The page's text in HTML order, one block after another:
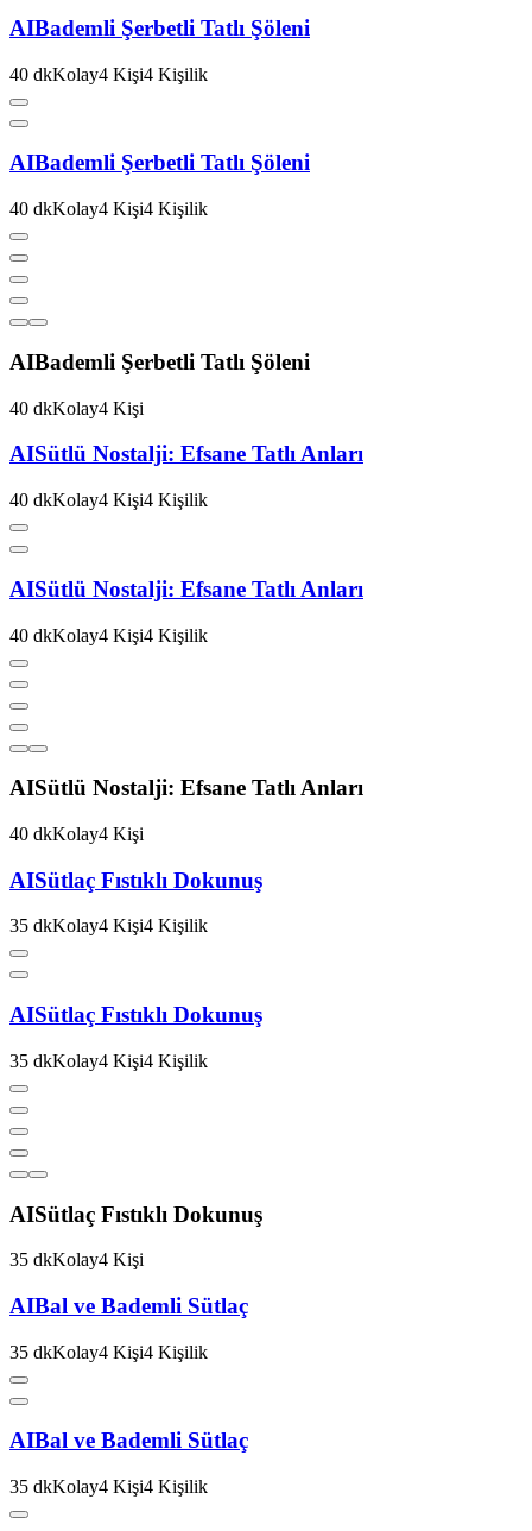
AIBademli Şerbetli Tatlı Şöleni
40 dkKolay4 Kişi4 Kişilik
AIBademli Şerbetli Tatlı Şöleni
40 dkKolay4 Kişi4 Kişilik
AIBademli Şerbetli Tatlı Şöleni
40 dkKolay4 Kişi
AISütlü Nostalji: Efsane Tatlı Anları
40 dkKolay4 Kişi4 Kişilik
AISütlü Nostalji: Efsane Tatlı Anları
40 dkKolay4 Kişi4 Kişilik
AISütlü Nostalji: Efsane Tatlı Anları
40 dkKolay4 Kişi
AISütlaç Fıstıklı Dokunuş
35 dkKolay4 Kişi4 Kişilik
AISütlaç Fıstıklı Dokunuş
35 dkKolay4 Kişi4 Kişilik
AISütlaç Fıstıklı Dokunuş
35 dkKolay4 Kişi
AIBal ve Bademli Sütlaç
35 dkKolay4 Kişi4 Kişilik
AIBal ve Bademli Sütlaç
35 dkKolay4 Kişi4 Kişilik